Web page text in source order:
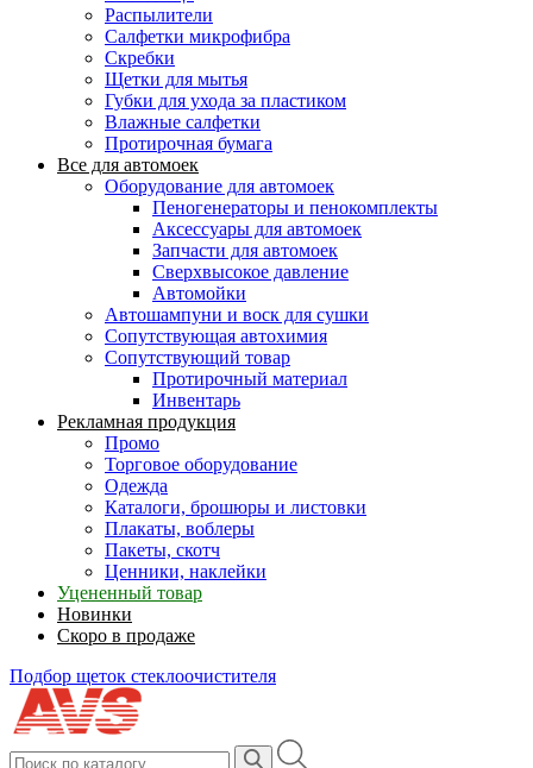
Распылители
Салфетки микрофибра
Скребки
Щетки для мытья
Губки для ухода за пластиком
Влажные салфетки
Протирочная бумага
Все для автомоек
Оборудование для автомоек
Пеногенераторы и пенокомплекты
Аксессуары для автомоек
Запчасти для автомоек
Сверхвысокое давление
Автомойки
Автошампуни и воск для сушки
Сопутствующая автохимия
Сопутствующий товар
Протирочный материал
Инвентарь
Рекламная продукция
Промо
Торговое оборудование
Одежда
Каталоги, брошюры и листовки
Плакаты, воблеры
Пакеты, скотч
Ценники, наклейки
Уцененный товар
Новинки
Скоро в продаже
Подбор щеток стеклоочистителя